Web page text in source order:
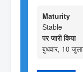
Maturity
Stable
पर जारी किया
बुधवार, 10